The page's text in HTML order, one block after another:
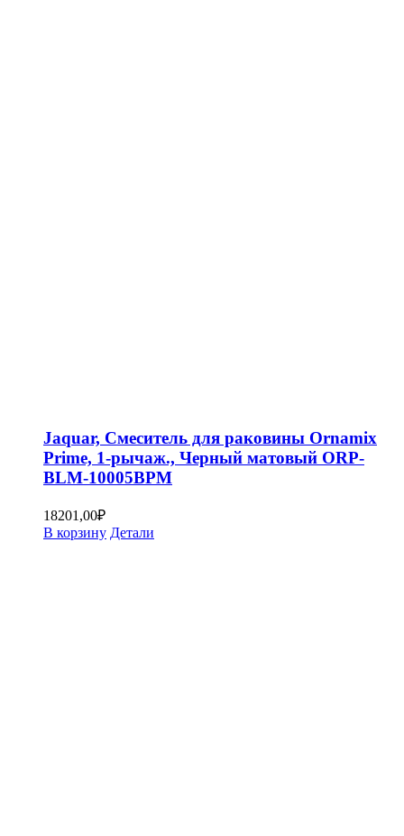
Jaquar, Смеситель для раковины Ornamix
Prime, 1-рычаж., Черный матовый ORP-
BLM-10005BPM
18201,00₽
В корзину Детали